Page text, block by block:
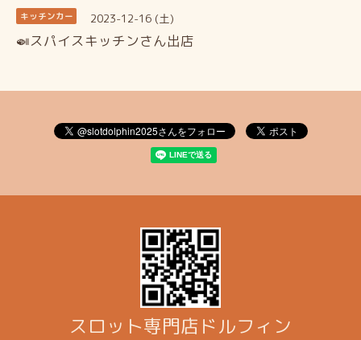
キッチンカー 2023-12-16 (土)
🍛スパイスキッチンさん出店
スロット専門店ドルフィン